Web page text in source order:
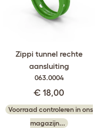
Zippi tunnel rechte
aansluiting
063.0004
€ 18,00
Voorraad controleren in ons
magazijn...